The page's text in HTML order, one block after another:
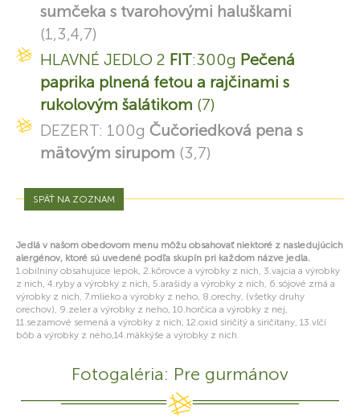
sumčeka s tvarohovými haluškami
(1,3,4,7)
HLAVNÉ JEDLO 2 FIT:300g Pečená
paprika plnená fetou a rajčinami s
rukolovým šalátikom (7)
DEZERT: 100g Čučoriedková pena s
mätovým sirupom (3,7)
SPÄŤ NA ZOZNAM
Jedlá v našom obedovom menu môžu obsahovať niektoré z nasledujúcich
alergénov, ktoré sú uvedené podľa skupín pri každom názve jedla.
1.obilniny obsahujúce lepok, 2.kôrovce a výrobky z nich, 3.vajcia a výrobky
z nich, 4.ryby a výrobky z nich, 5.arašidy a výrobky z nich, 6.sójové zrná a
výrobky z nich, 7.mlieko a výrobky z neho, 8.orechy, (všetky druhy
orechov), 9.zeler a výrobky z neho, 10.horčica a výrobky z nej,
11.sezamové semená a výrobky z nich, 12.oxid siričitý a siričitany, 13.vlčí
bôb a výrobky z neho,14.mäkkýše a výrobky z nich.
Fotogaléria: Pre gurmánov